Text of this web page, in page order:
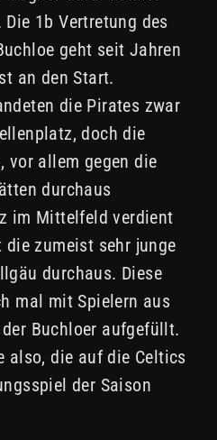
1b Vertretung des
geht seit Jahren
an den Start.
die Pirates zwar
doch die
vor allem gegen die
durchaus
im Mittelfeld verdient
zumeist sehr junge
durchaus. Diese
mal mit Spielern aus
Buchloer aufgefüllt.
also, die auf die Celtics
der Saison